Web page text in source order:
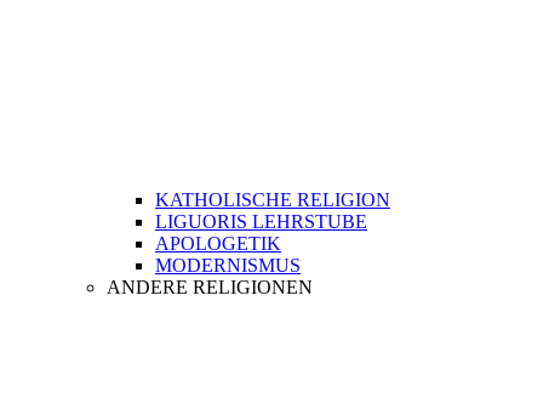
KATHOLISCHE RELIGION
LIGUORIS LEHRSTUBE
APOLOGETIK
MODERNISMUS
ANDERE RELIGIONEN